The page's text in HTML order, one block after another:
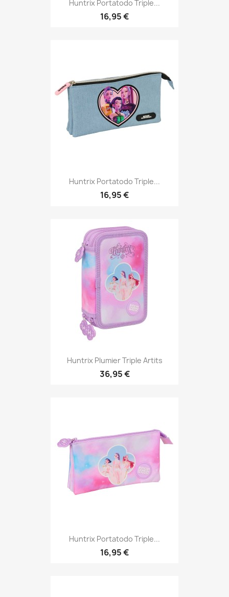
Huntrix Portatodo Triple...
16,95 €
Huntrix Portatodo Triple...
16,95 €
Huntrix Plumier Triple Artits
36,95 €
Huntrix Portatodo Triple...
16,95 €